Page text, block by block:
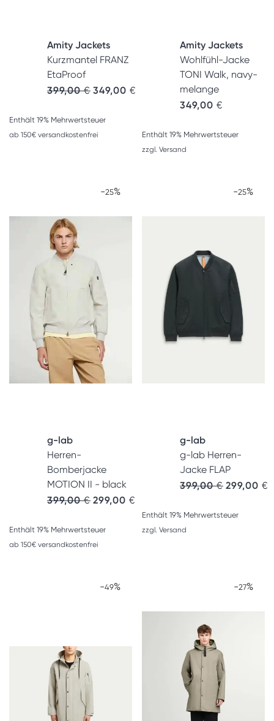
Amity Jackets
Kurzmantel FRANZ
EtaProof
399,00€ 349,00 €
Enthält 19% Mehrwertsteuer
ab 150€ versandkostenfrei
Amity Jackets
Wohlfühl-Jacke
TONI Walk, navy-
melange
349,00 €
Enthält 19% Mehrwertsteuer
zzgl. Versand
-25%
g-lab
Herren-
Bomberjacke
MOTION II - black
399,00€ Ursprünglicher Preis war: 399,00 €
299,00 €
Enthält 19% Mehrwertsteuer
ab 150€ versandkostenfrei
-25%
g-lab
g-lab Herren-
Jacke FLAP
399,00€ 299,00 €
Enthält 19% Mehrwertsteuer
zzgl. Versand
-49% -27%